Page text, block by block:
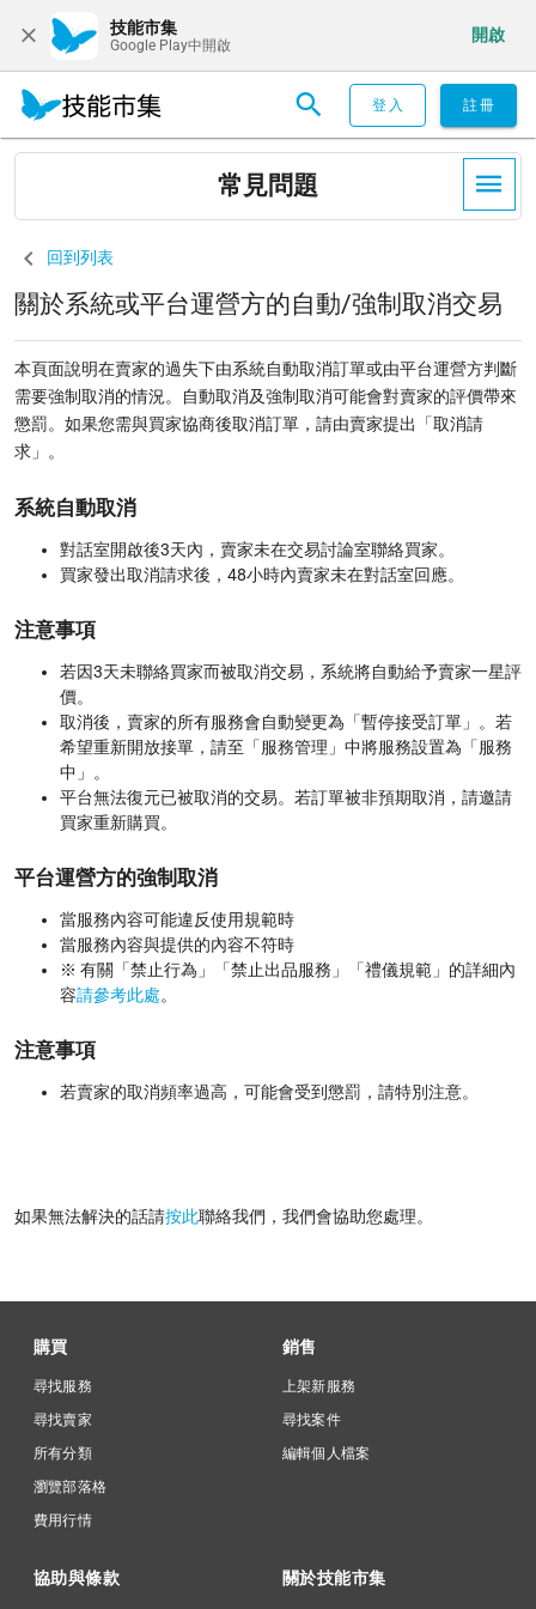
技能市集
Google Play中開啟
開啟
登入 註冊
常見問題
回到列表
關於系統或平台運營方的自動/強制取消交易
本頁面說明在賣家的過失下由系統自動取消訂單或由平台運營方判斷
需要強制取消的情況。自動取消及強制取消可能會對賣家的評價帶來
懲罰。如果您需與買家協商後取消訂單，請由賣家提出「取消請
求」。
系統自動取消
對話室開啟後3天內， 賣家未在交易討論室聯絡買家。
買家發出取消請求後，48小時內賣家未在對話室回應。
注意事項
若因3天未聯絡買家而被取消交易，系統將自動給予賣家一星評
價。
取消後， 賣家的所有服務會自動變更為「暫停接受訂單」。若
希望重新開放接單，請至「服務管理」中將服務設置為「服務
中」。
平台無法復元已被取消的交易。若訂單被非預期取消，請邀請
買家重新購買。
平台運營方的強制取消
當服務內容可能違反使用規範時
當服務內容與提供的內容不符時
※ 有關「禁止行為」「禁止出品服務」「禮儀規範」的詳細內
容請參考此處。
注意事項
若賣家的取消頻率過高，可能會受到懲罰，請特別注意。
如果無法解決的話請按此聯絡我們，我們會協助您處理。
購買
尋找服務
尋找賣家
所有分類
瀏覽部落格
費用行情
銷售
上架新服務
尋找案件
編輯個人檔案
協助與條款 關於技能市集